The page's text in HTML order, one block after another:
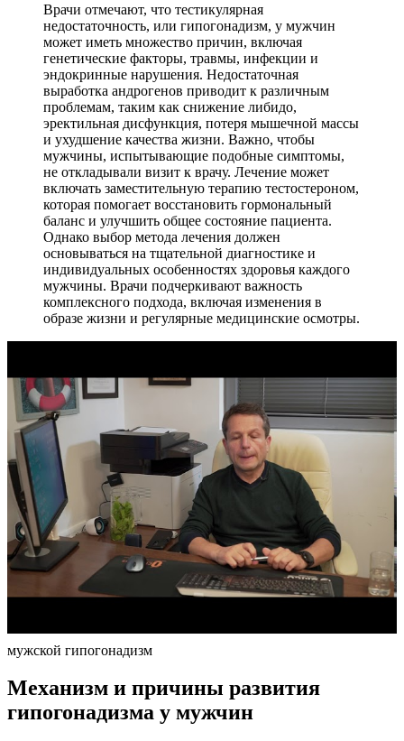
Врачи отмечают, что тестикулярная
недостаточность, или гипогонадизм, у мужчин
может иметь множество причин, включая
генетические факторы, травмы, инфекции и
эндокринные нарушения. Недостаточная
выработка андрогенов приводит к различным
проблемам, таким как снижение либидо,
эректильная дисфункция, потеря мышечной массы
и ухудшение качества жизни. Важно, чтобы
мужчины, испытывающие подобные симптомы,
не откладывали визит к врачу. Лечение может
включать заместительную терапию тестостероном,
которая помогает восстановить гормональный
баланс и улучшить общее состояние пациента.
Однако выбор метода лечения должен
основываться на тщательной диагностике и
индивидуальных особенностях здоровья каждого
мужчины. Врачи подчеркивают важность
комплексного подхода, включая изменения в
образе жизни и регулярные медицинские осмотры.
мужской гипогонадизм
Механизм и причины развития
гипогонадизма у мужчин